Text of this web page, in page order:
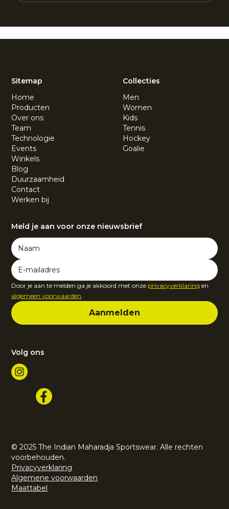
Sitemap
Home
Producten
Over ons
Team
Technologie
Events
Winkels
Blog
Duurzaamheid
Contact
Werken bij
Collecties
Men
Women
Kids
Tennis
Hockey
Goalie
Meld je aan voor onze nieuwsbrief
Door je aan te melden ga je akkoord met onze privacyverklaring en
algemeen voorwaarden
Volg ons
© 2025 The Indian Maharadja Sportswear. Alle rechten
voorbehouden.
Privacyverklaring
Algemene voorwaarden
Maattabel